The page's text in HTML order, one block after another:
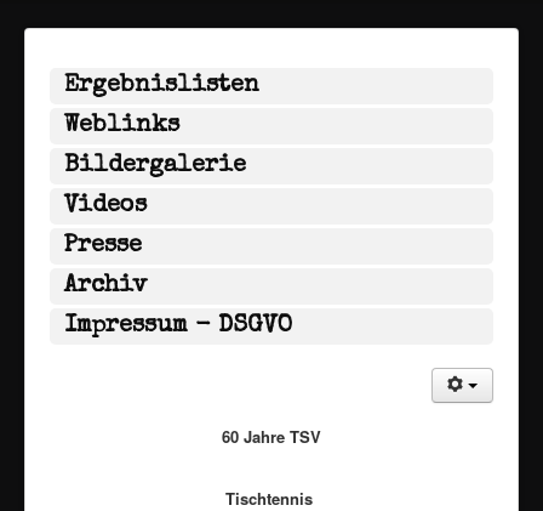
Ergebnislisten
Weblinks
Bildergalerie
Videos
Presse
Archiv
Impressum - DSGVO
60 Jahre TSV
Tischtennis